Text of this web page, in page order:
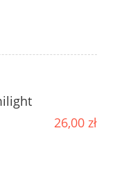
26,00 zł